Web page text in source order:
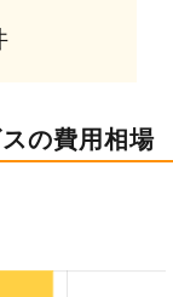
の費用相場